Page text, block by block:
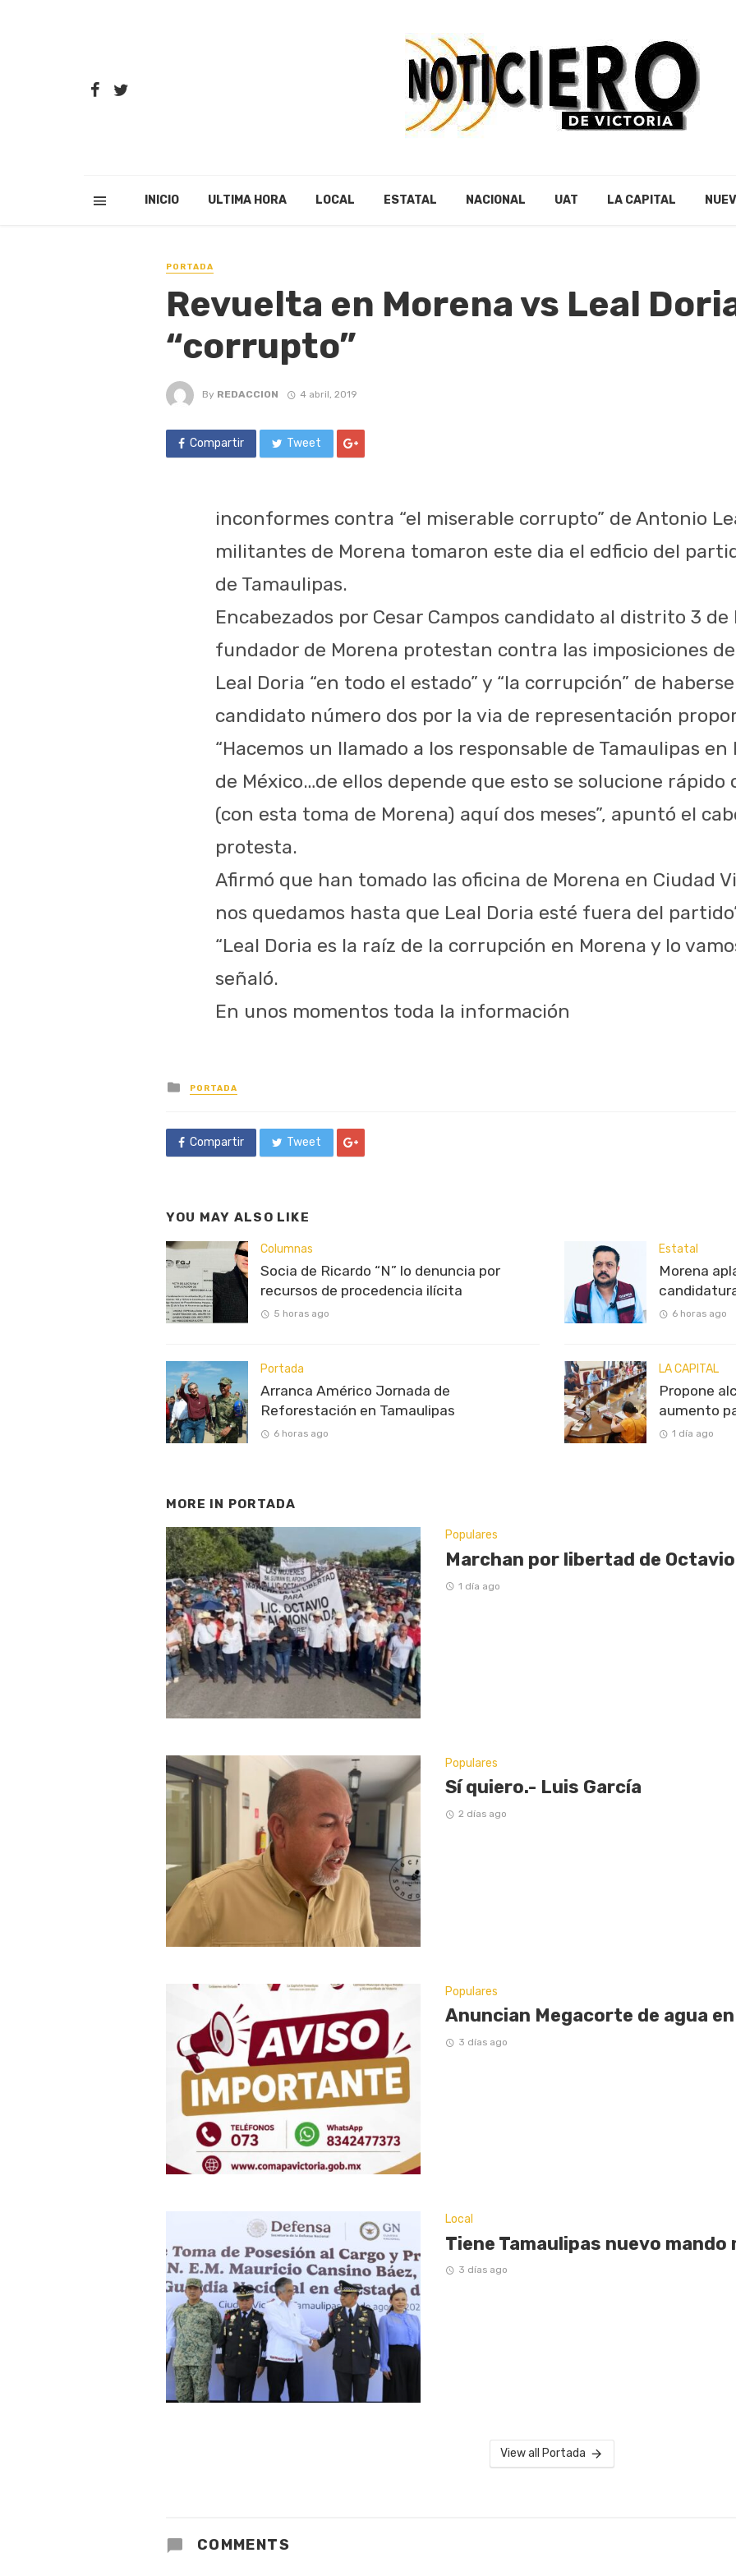
INICIO ULTIMA HORA LOCAL ESTATAL NACIONAL UAT LA CAPITAL
PORTADA
Revuelta en Morena vs Leal
“corrupto”
By REDACCION 4 abril, 2019
Compartir Tweet
inconformes contra “el miserable corrupto” de Antonio
militantes de Morena tomaron este dia el edficio del
de Tamaulipas.
Encabezados por Cesar Campos candidato al distrito 3 de
fundador de Morena protestan contra las imposiciones
Leal Doria “en todo el estado” y “la corrupción” de
candidato número dos por la via de representación
“Hacemos un llamado a los responsable de Tamaulipas
de México…de ellos depende que esto se solucione rápido
(con esta toma de Morena) aquí dos meses”, apuntó el
protesta.
Afirmó que han tomado las oficina de Morena en Ciudad
nos quedamos hasta que Leal Doria esté fuera del
“Leal Doria es la raíz de la corrupción en Morena y lo
señaló.
En unos momentos toda la información
Posted
in
PORTADA
Compartir Tweet
YOU MAY ALSO LIKE
Columnas
Socia de Ricardo “N” lo denuncia por
recursos de procedencia ilícita
5 horas ago
Portada
Arranca Américo Jornada de
Reforestación en Tamaulipas
6 horas ago
Estatal
Morena
6 horas ago
LA CAPITAL
Propone
aumento
1 día ago
MORE IN PORTADA
Populares
Marchan por libertad de
1 día ago
Populares
Sí quiero.- Luis García
2 días ago
Populares
Anuncian Megacorte de agua
3 días ago
Local
Tiene Tamaulipas nuevo
3 días ago
View all Portada
COMMENTS